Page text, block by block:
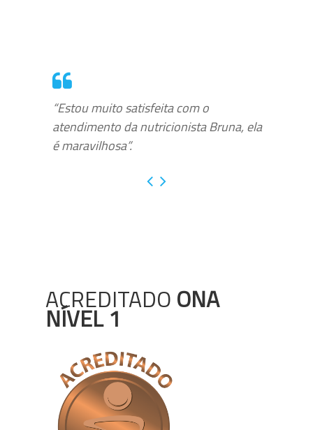
“Estou muito satisfeita com o
atendimento da nutricionista Bruna, ela
é maravilhosa”.
ACREDITADO ONA
NÍVEL 1